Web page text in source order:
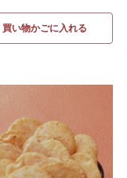
買い物かごに入れる